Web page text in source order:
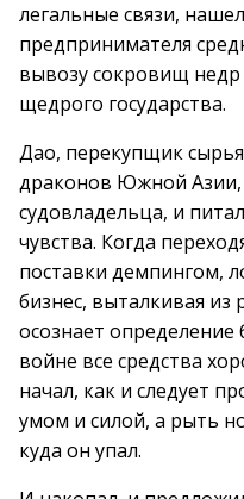
легальные связи,
предпринимателя
вывозу сокровищ
щедрого государства.
Дао, перекупщик
драконов Южной
судовладельца, и
чувства. Когда
поставки демпингом,
бизнес, выталкивая из
осознает определение
войне все средства
начал, как и следует
умом и силой, а рыть
куда он упал.